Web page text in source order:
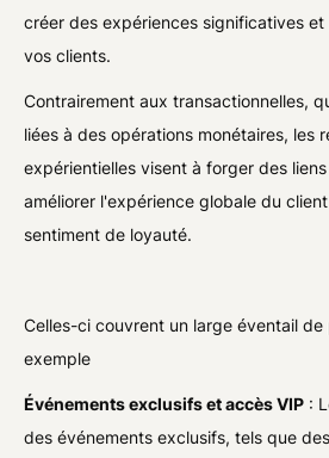
créer des expériences significatives et
vos clients.
Contrairement aux transactionnelles,
liées à des opérations monétaires, les
expérientielles visent à forger des
améliorer l'expérience globale du
sentiment de loyauté.
Celles-ci couvrent un large éventail de
exemple
Événements exclusifs et accès VIP :
des événements exclusifs, tels que